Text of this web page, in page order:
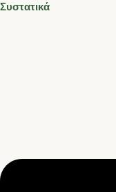
Συστατικά